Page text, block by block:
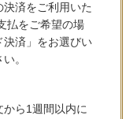
済をご利用いた
払をご希望の場
決済」をお選びい
。
ら1週間以内に